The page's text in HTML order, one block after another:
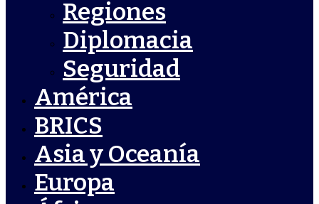
Regiones
Diplomacia
Seguridad
América
BRICS
Asia y Oceanía
Europa